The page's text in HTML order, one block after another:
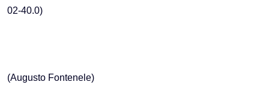
02-40.0)
(Augusto Fontenele)